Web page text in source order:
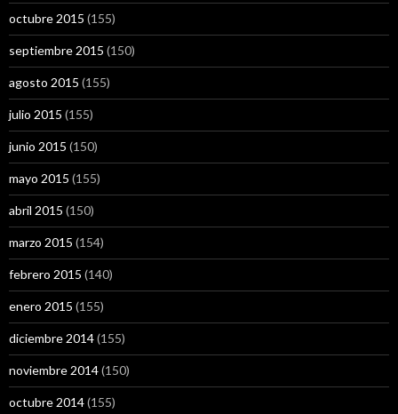
octubre 2015 (155)
septiembre 2015 (150)
agosto 2015 (155)
julio 2015 (155)
junio 2015 (150)
mayo 2015 (155)
abril 2015 (150)
marzo 2015 (154)
febrero 2015 (140)
enero 2015 (155)
diciembre 2014(155)
noviembre 2014(150)
octubre 2014(155)